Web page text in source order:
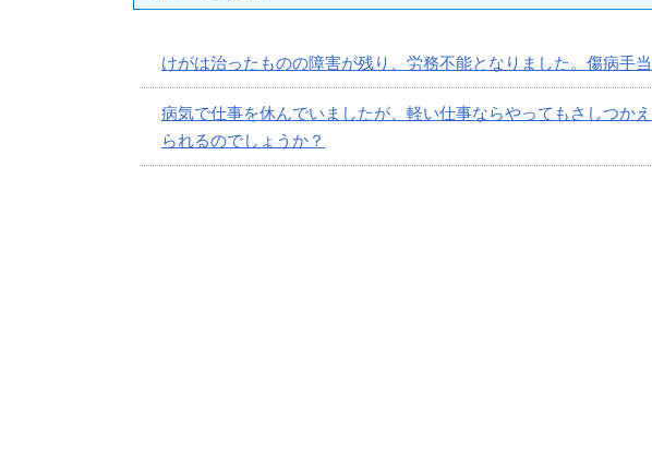
けがは治ったものの障害が残り、労務不能となりました。傷病手
病気で仕事を休んでいましたが、軽い仕事ならやってもさしつか
られるのでしょうか？